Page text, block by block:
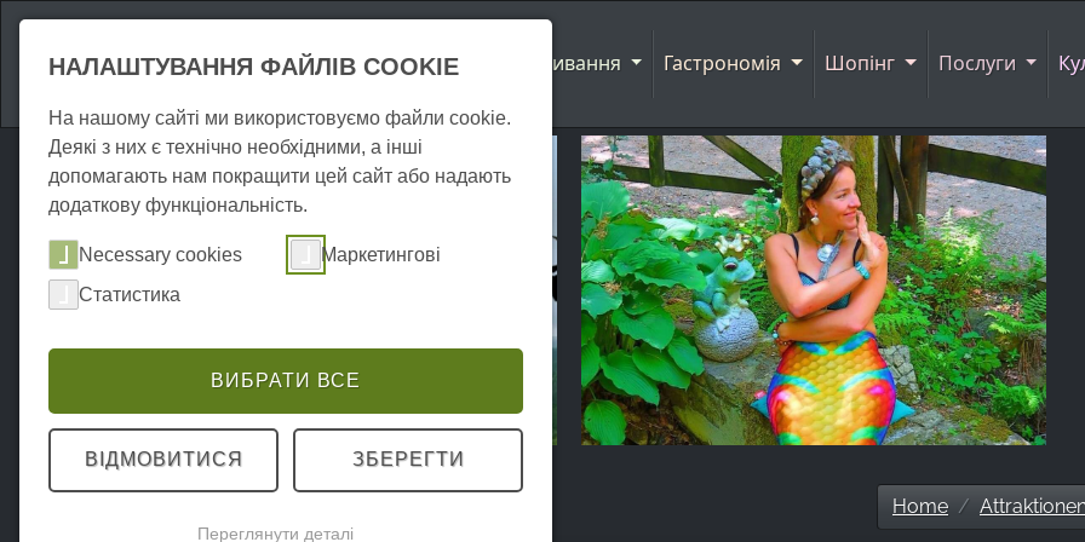
Атракціони Проживання Гастрономія Шопінг Послуги
Home
НАЛАШТУВАННЯ ФАЙЛІВ COOKIE
На нашому сайті ми використовуємо файли cookie.
Деякі з них є технічно необхідними, а інші
допомагають нам покращити цей сайт або надають
додаткову функціональність.
Necessary cookies
Маркетингові
Статистика
ВИБРАТИ ВСЕ
ВІДМОВИТИСЯ ЗБЕРЕГТИ
Переглянути деталі